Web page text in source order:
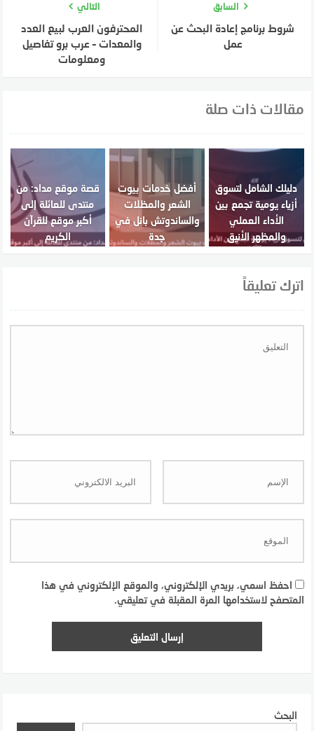
السابق
شروط برنامج إعادة البحث عن
عمل
التالي
المحترفون العرب لبيع العدد
والمعدات – عرب برو تفاصيل
ومعلومات
مقالات ذات صلة
دليلك الشامل لتسوق
أزياء يومية تجمع بين
الأداء العملي
والمظهر الأنيق
أفضل خدمات بيوت
الشعر والمظلات
والساندوتش بانل في
جدة
قصة موقع مداد: من
منتدى للعائلة إلى
أكبر موقع للقرآن
الكريم
اترك تعليقاً
احفظ اسمي، بريدي الإلكتروني، والموقع الإلكتروني في هذا
المتصفح لاستخدامها المرة المقبلة في تعليقي.
البحث